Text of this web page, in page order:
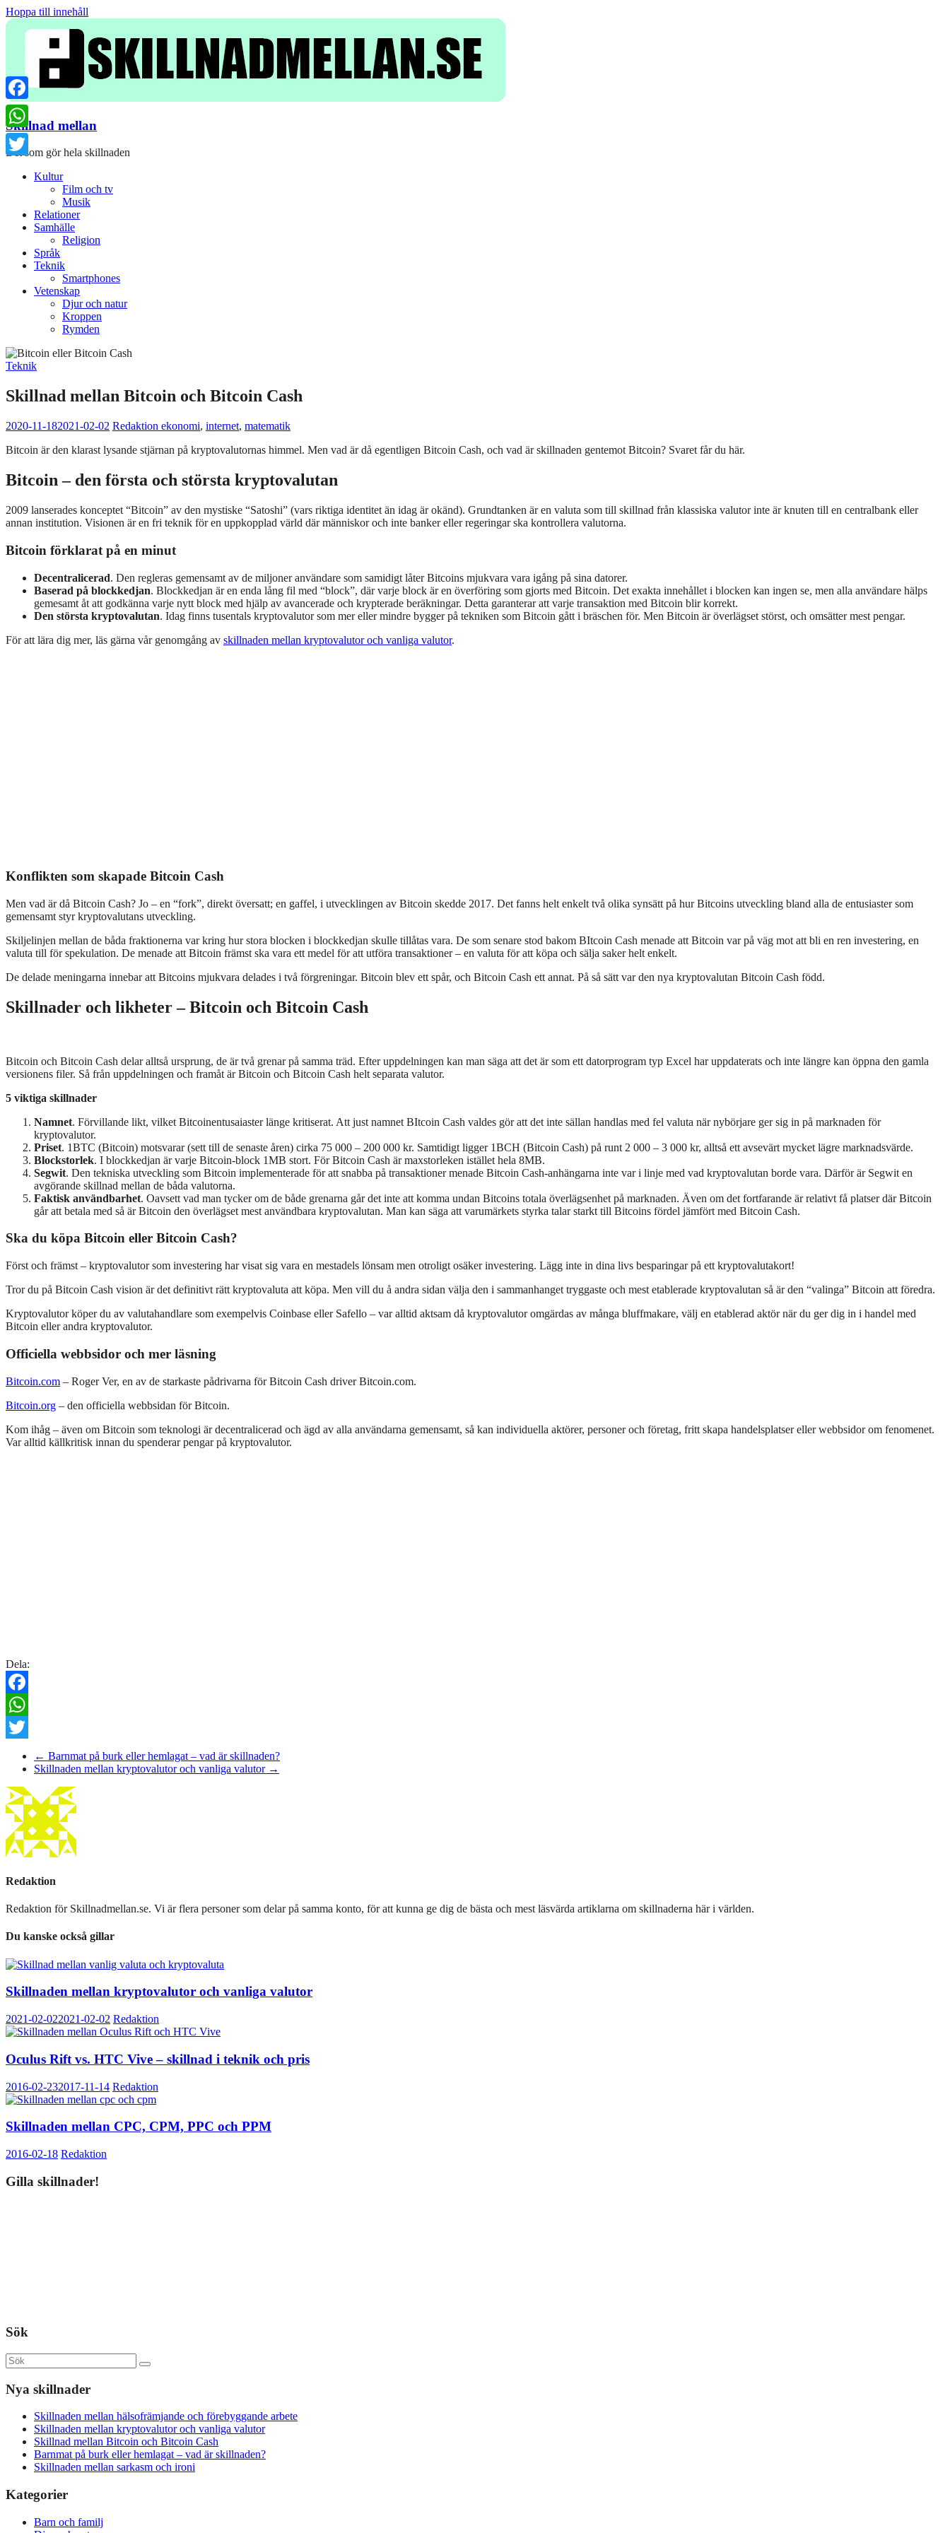
Hoppa till innehåll
Skillnad mellan
Det som gör hela skillnaden
Kultur
Film och tv
Musik
Relationer
Samhälle
Religion
Språk
Teknik
Smartphones
Vetenskap
Djur och natur
Kroppen
Rymden
Teknik
Skillnad mellan Bitcoin och Bitcoin Cash
2020-11-182021-02-02 Redaktion ekonomi, internet, matematik
Bitcoin är den klarast lysande stjärnan på kryptovalutornas himmel. Men vad är då egentligen Bitcoin Cash, och vad är skillnaden gentemot Bitcoin? Svaret får du här.
Bitcoin – den första och största kryptovalutan
2009 lanserades konceptet “Bitcoin” av den mystiske “Satoshi” (vars riktiga identitet än idag är okänd). Grundtanken är en valuta som till skillnad från klassiska valutor inte är knuten till en centralbank eller
annan institution. Visionen är en fri teknik för en uppkopplad värld där människor och inte banker eller regeringar ska kontrollera valutorna.
Bitcoin förklarat på en minut
Decentralicerad. Den regleras gemensamt av de miljoner användare som samidigt låter Bitcoins mjukvara vara igång på sina datorer.
Baserad på blockkedjan. Blockkedjan är en enda lång fil med “block”, där varje block är en överföring som gjorts med Bitcoin. Det exakta innehållet i blocken kan ingen se, men alla användare hälps
gemesamt åt att godkänna varje nytt block med hjälp av avancerade och krypterade beräkningar. Detta garanterar att varje transaktion med Bitcoin blir korrekt.
Den största kryptovalutan. Idag finns tusentals kryptovalutor som mer eller mindre bygger på tekniken som Bitcoin gått i bräschen för. Men Bitcoin är överlägset störst, och omsätter mest pengar.
För att lära dig mer, läs gärna vår genomgång av skillnaden mellan kryptovalutor och vanliga valutor.
Konflikten som skapade Bitcoin Cash
Men vad är då Bitcoin Cash? Jo – en “fork”, direkt översatt; en gaffel, i utvecklingen av Bitcoin skedde 2017. Det fanns helt enkelt två olika synsätt på hur Bitcoins utveckling bland alla de entusiaster som
gemensamt styr kryptovalutans utveckling.
Skiljelinjen mellan de båda fraktionerna var kring hur stora blocken i blockkedjan skulle tillåtas vara. De som senare stod bakom BItcoin Cash menade att Bitcoin var på väg mot att bli en ren investering, en
valuta till för spekulation. De menade att Bitcoin främst ska vara ett medel för att utföra transaktioner – en valuta för att köpa och sälja saker helt enkelt.
De delade meningarna innebar att Bitcoins mjukvara delades i två förgreningar. Bitcoin blev ett spår, och Bitcoin Cash ett annat. På så sätt var den nya kryptovalutan Bitcoin Cash född.
Skillnader och likheter – Bitcoin och Bitcoin Cash
Bitcoin och Bitcoin Cash delar alltså ursprung, de är två grenar på samma träd. Efter uppdelningen kan man säga att det är som ett datorprogram typ Excel har uppdaterats och inte längre kan öppna den gamla
versionens filer. Så från uppdelningen och framåt är Bitcoin och Bitcoin Cash helt separata valutor.
5 viktiga skillnader
Namnet. Förvillande likt, vilket Bitcoinentusaiaster länge kritiserat. Att just namnet BItcoin Cash valdes gör att det inte sällan handlas med fel valuta när nybörjare ger sig in på marknaden för
kryptovalutor.
Priset. 1BTC (Bitcoin) motsvarar (sett till de senaste åren) cirka 75 000 – 200 000 kr. Samtidigt ligger 1BCH (Bitcoin Cash) på runt 2 000 – 3 000 kr, alltså ett avsevärt mycket lägre marknadsvärde.
Blockstorlek. I blockkedjan är varje Bitcoin-block 1MB stort. För Bitcoin Cash är maxstorleken istället hela 8MB.
Segwit. Den tekniska utveckling som Bitcoin implementerade för att snabba på transaktioner menade Bitcoin Cash-anhängarna inte var i linje med vad kryptovalutan borde vara. Därför är Segwit en
avgörande skillnad mellan de båda valutorna.
Faktisk användbarhet. Oavsett vad man tycker om de både grenarna går det inte att komma undan Bitcoins totala överlägsenhet på marknaden. Även om det fortfarande är relativt få platser där Bitcoin
går att betala med så är Bitcoin den överlägset mest användbara kryptovalutan. Man kan säga att varumärkets styrka talar starkt till Bitcoins fördel jämfört med Bitcoin Cash.
Ska du köpa Bitcoin eller Bitcoin Cash?
Först och främst – kryptovalutor som investering har visat sig vara en mestadels lönsam men otroligt osäker investering. Lägg inte in dina livs besparingar på ett kryptovalutakort!
Tror du på Bitcoin Cash vision är det definitivt rätt kryptovaluta att köpa. Men vill du å andra sidan välja den i sammanhanget tryggaste och mest etablerade kryptovalutan så är den “valinga” Bitcoin att föredra.
Kryptovalutor köper du av valutahandlare som exempelvis Coinbase eller Safello – var alltid aktsam då kryptovalutor omgärdas av många bluffmakare, välj en etablerad aktör när du ger dig in i handel med
Bitcoin eller andra kryptovalutor.
Officiella webbsidor och mer läsning
Bitcoin.com – Roger Ver, en av de starkaste pådrivarna för Bitcoin Cash driver Bitcoin.com.
Bitcoin.org – den officiella webbsidan för Bitcoin.
Kom ihåg – även om Bitcoin som teknologi är decentralicerad och ägd av alla användarna gemensamt, så kan individuella aktörer, personer och företag, fritt skapa handelsplatser eller webbsidor om fenomenet.
Var alltid källkritisk innan du spenderar pengar på kryptovalutor.
Dela:
Facebook
WhatsApp
← Barnmat på burk eller hemlagat – vad är skillnaden?
Skillnaden mellan kryptovalutor och vanliga valutor →
Redaktion
Redaktion för Skillnadmellan.se. Vi är flera personer som delar på samma konto, för att kunna ge dig de bästa och mest läsvärda artiklarna om skillnaderna här i världen.
Du kanske också gillar
Skillnaden mellan kryptovalutor och vanliga valutor
2021-02-022021-02-02 Redaktion
Oculus Rift vs. HTC Vive – skillnad i teknik och pris
2016-02-232017-11-14 Redaktion
Skillnaden mellan CPC, CPM, PPC och PPM
2016-02-18 Redaktion
Gilla skillnader!
Sök
Nya skillnader
Skillnaden mellan hälsofrämjande och förebyggande arbete
Skillnaden mellan kryptovalutor och vanliga valutor
Skillnad mellan Bitcoin och Bitcoin Cash
Barnmat på burk eller hemlagat – vad är skillnaden?
Skillnaden mellan sarkasm och ironi
Kategorier
Barn och familj
Facebook
WhatsApp